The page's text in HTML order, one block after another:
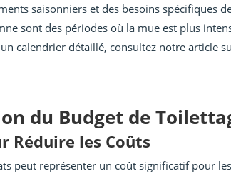
saisonniers et des besoins spécifiques
sont des périodes où la mue est plus
calendrier détaillé, consultez notre article
du Budget de
Réduire les Coûts
peut représenter un coût significatif pour